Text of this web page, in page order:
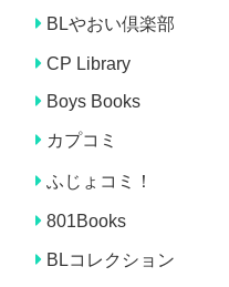
BLやおい倶楽部
CP Library
Boys Books
カプコミ
ふじょコミ！
801Books
BLコレクション